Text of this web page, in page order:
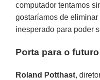
computador tentamos
gostaríamos de
inesperado para poder
Porta para o futuro
Roland Potthast,